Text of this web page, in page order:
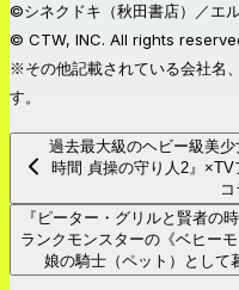
©シネクドキ（秋田書店）／エ
© CTW, INC. All rights
※その他記載されている会社名
す。
過去最大級のヘビー級美
時間 貞操の守り人2』×TV
『ピーター・グリルと賢者の
ランクモンスターの《ベヒー
娘の騎士（ペット）として